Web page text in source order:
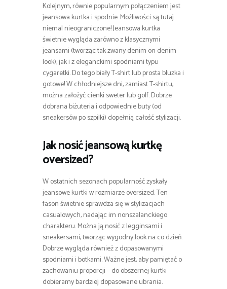
Kolejnym, równie popularnym połączeniem jest
jeansowa kurtka i spodnie. Możliwości są tutaj
niemal nieograniczone! Jeansowa kurtka
świetnie wygląda zarówno z klasycznymi
jeansami (tworząc tak zwany denim on denim
look), jak i z eleganckimi spodniami typu
cygaretki. Do tego biały T-shirt lub prosta bluzka i
gotowe! W chłodniejsze dni, zamiast T-shirtu,
można założyć cienki sweter lub golf. Dobrze
dobrana biżuteria i odpowiednie buty (od
sneakersów po szpilki) dopełnią całość stylizacji.
Jak nosić jeansową kurtkę
oversized?
W ostatnich sezonach popularność zyskały
jeansowe kurtki w rozmiarze oversized. Ten
fason świetnie sprawdza się w stylizacjach
casualowych, nadając im nonszalanckiego
charakteru. Można ją nosić z legginsami i
sneakersami, tworząc wygodny look na co dzień.
Dobrze wygląda również z dopasowanymi
spodniami i botkami. Ważne jest, aby pamiętać o
zachowaniu proporcji – do obszernej kurtki
dobieramy bardziej dopasowane ubrania.